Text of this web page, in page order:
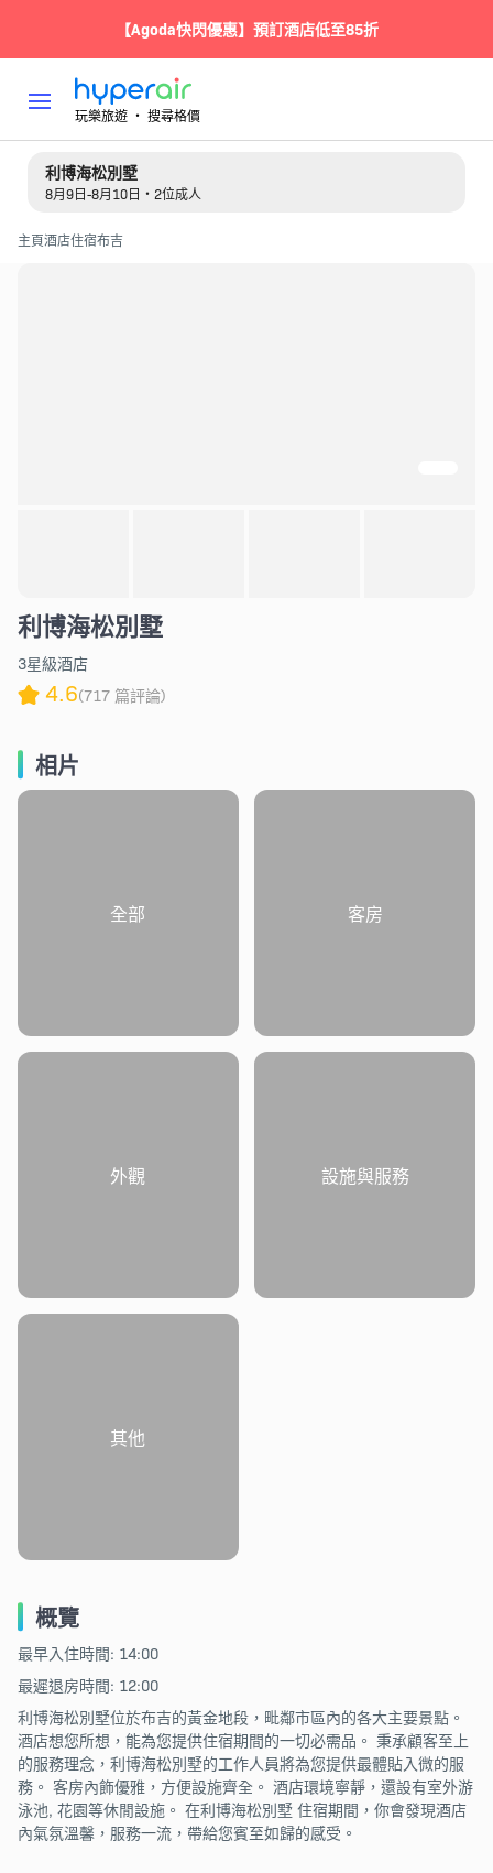
【Agoda快閃優惠】預訂酒店低至85折
玩樂旅遊 ‧ 搜尋格價
利博海松別墅
8月9日-8月10日・2位成人
主頁酒店住宿布吉
利博海松別墅
3星級酒店
4.6(717 篇評論)
相片
全部 客房
外觀 設施與服務
其他
概覽
最早入住時間: 14:00
最遲退房時間: 12:00
利博海松別墅位於布吉的黃金地段，毗鄰市區內的各大主要景點。
酒店想您所想，能為您提供住宿期間的一切必需品。 秉承顧客至上
的服務理念，利博海松別墅的工作人員將為您提供最體貼入微的服
務。 客房內飾優雅，方便設施齊全。 酒店環境寧靜，還設有室外游
泳池, 花園等休閒設施。 在利博海松別墅 住宿期間，你會發現酒店
內氣氛溫馨，服務一流，帶給您賓至如歸的感受。